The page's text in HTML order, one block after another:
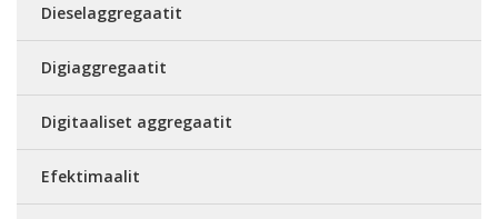
Dieselaggregaatit
Digiaggregaatit
Digitaaliset aggregaatit
Efektimaalit